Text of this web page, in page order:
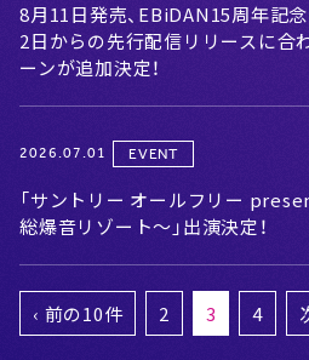
8月11日発売、EBiDAN15周年記念
2日からの先行配信リリースに合
ーンが追加決定！
2026.07.01 EVENT
「サントリー オールフリー
総爆音リゾート～」出演決定！
‹ 前の10件 2 3 4